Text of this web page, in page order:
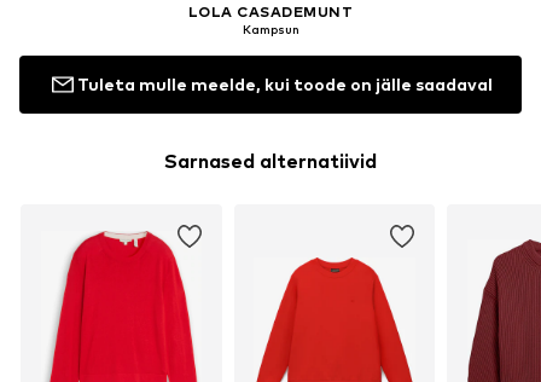
LOLA CASADEMUNT
Kampsun
Tuleta mulle meelde, kui toode on jälle saadaval
Sarnased alternatiivid